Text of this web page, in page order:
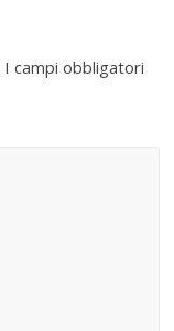
I campi obbligatori